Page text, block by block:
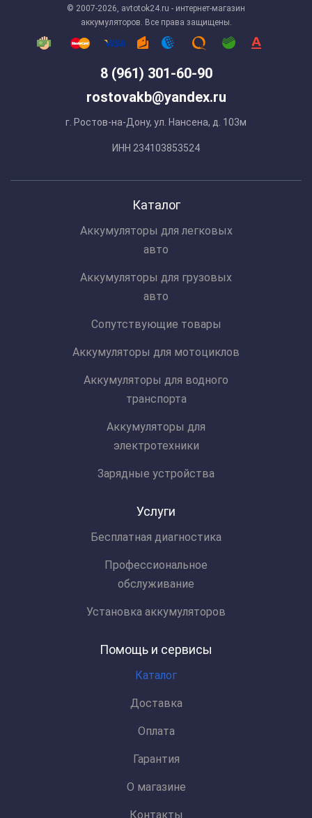
8 (961) 301-60-90
rostovakb@yandex.ru
г. Ростов-на-Дону, ул. Нансена, д. 103м
ИНН 234103853524
© 2007-2026, avtotok24.ru - интернет-магазин
аккумуляторов. Все права защищены.
Каталог
Аккумуляторы для легковых
авто
Аккумуляторы для грузовых
авто
Сопутствующие товары
Аккумуляторы для мотоциклов
Аккумуляторы для водного
транспорта
Аккумуляторы для
электротехники
Зарядные устройства
Услуги
Бесплатная диагностика
Профессиональное
обслуживание
Установка аккумуляторов
Помощь и сервисы
Каталог
Доставка
Оплата
Гарантия
О магазине
Контакты